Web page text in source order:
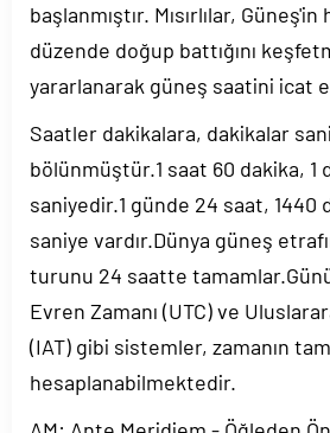
başlanmıştır. Mısırlılar,
düzende doğup battığını
yararlanarak güneş saatini icat
Saatler dakikalara, dakikalar
bölünmüştür.1 saat 60 dakika, 1
saniyedir.1 günde 24 saat, 1440
saniye vardır.Dünya güneş
turunu 24 saatte
Evren Zamanı (UTC) ve
(IAT) gibi sistemler, zamanın
hesaplanabilmektedir.